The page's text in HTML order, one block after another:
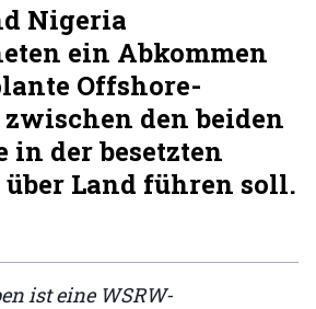
Nigeria
ein Abkommen
Offshore-
den beiden
in der besetzten
über Land führen soll.
ist eine WSRW-